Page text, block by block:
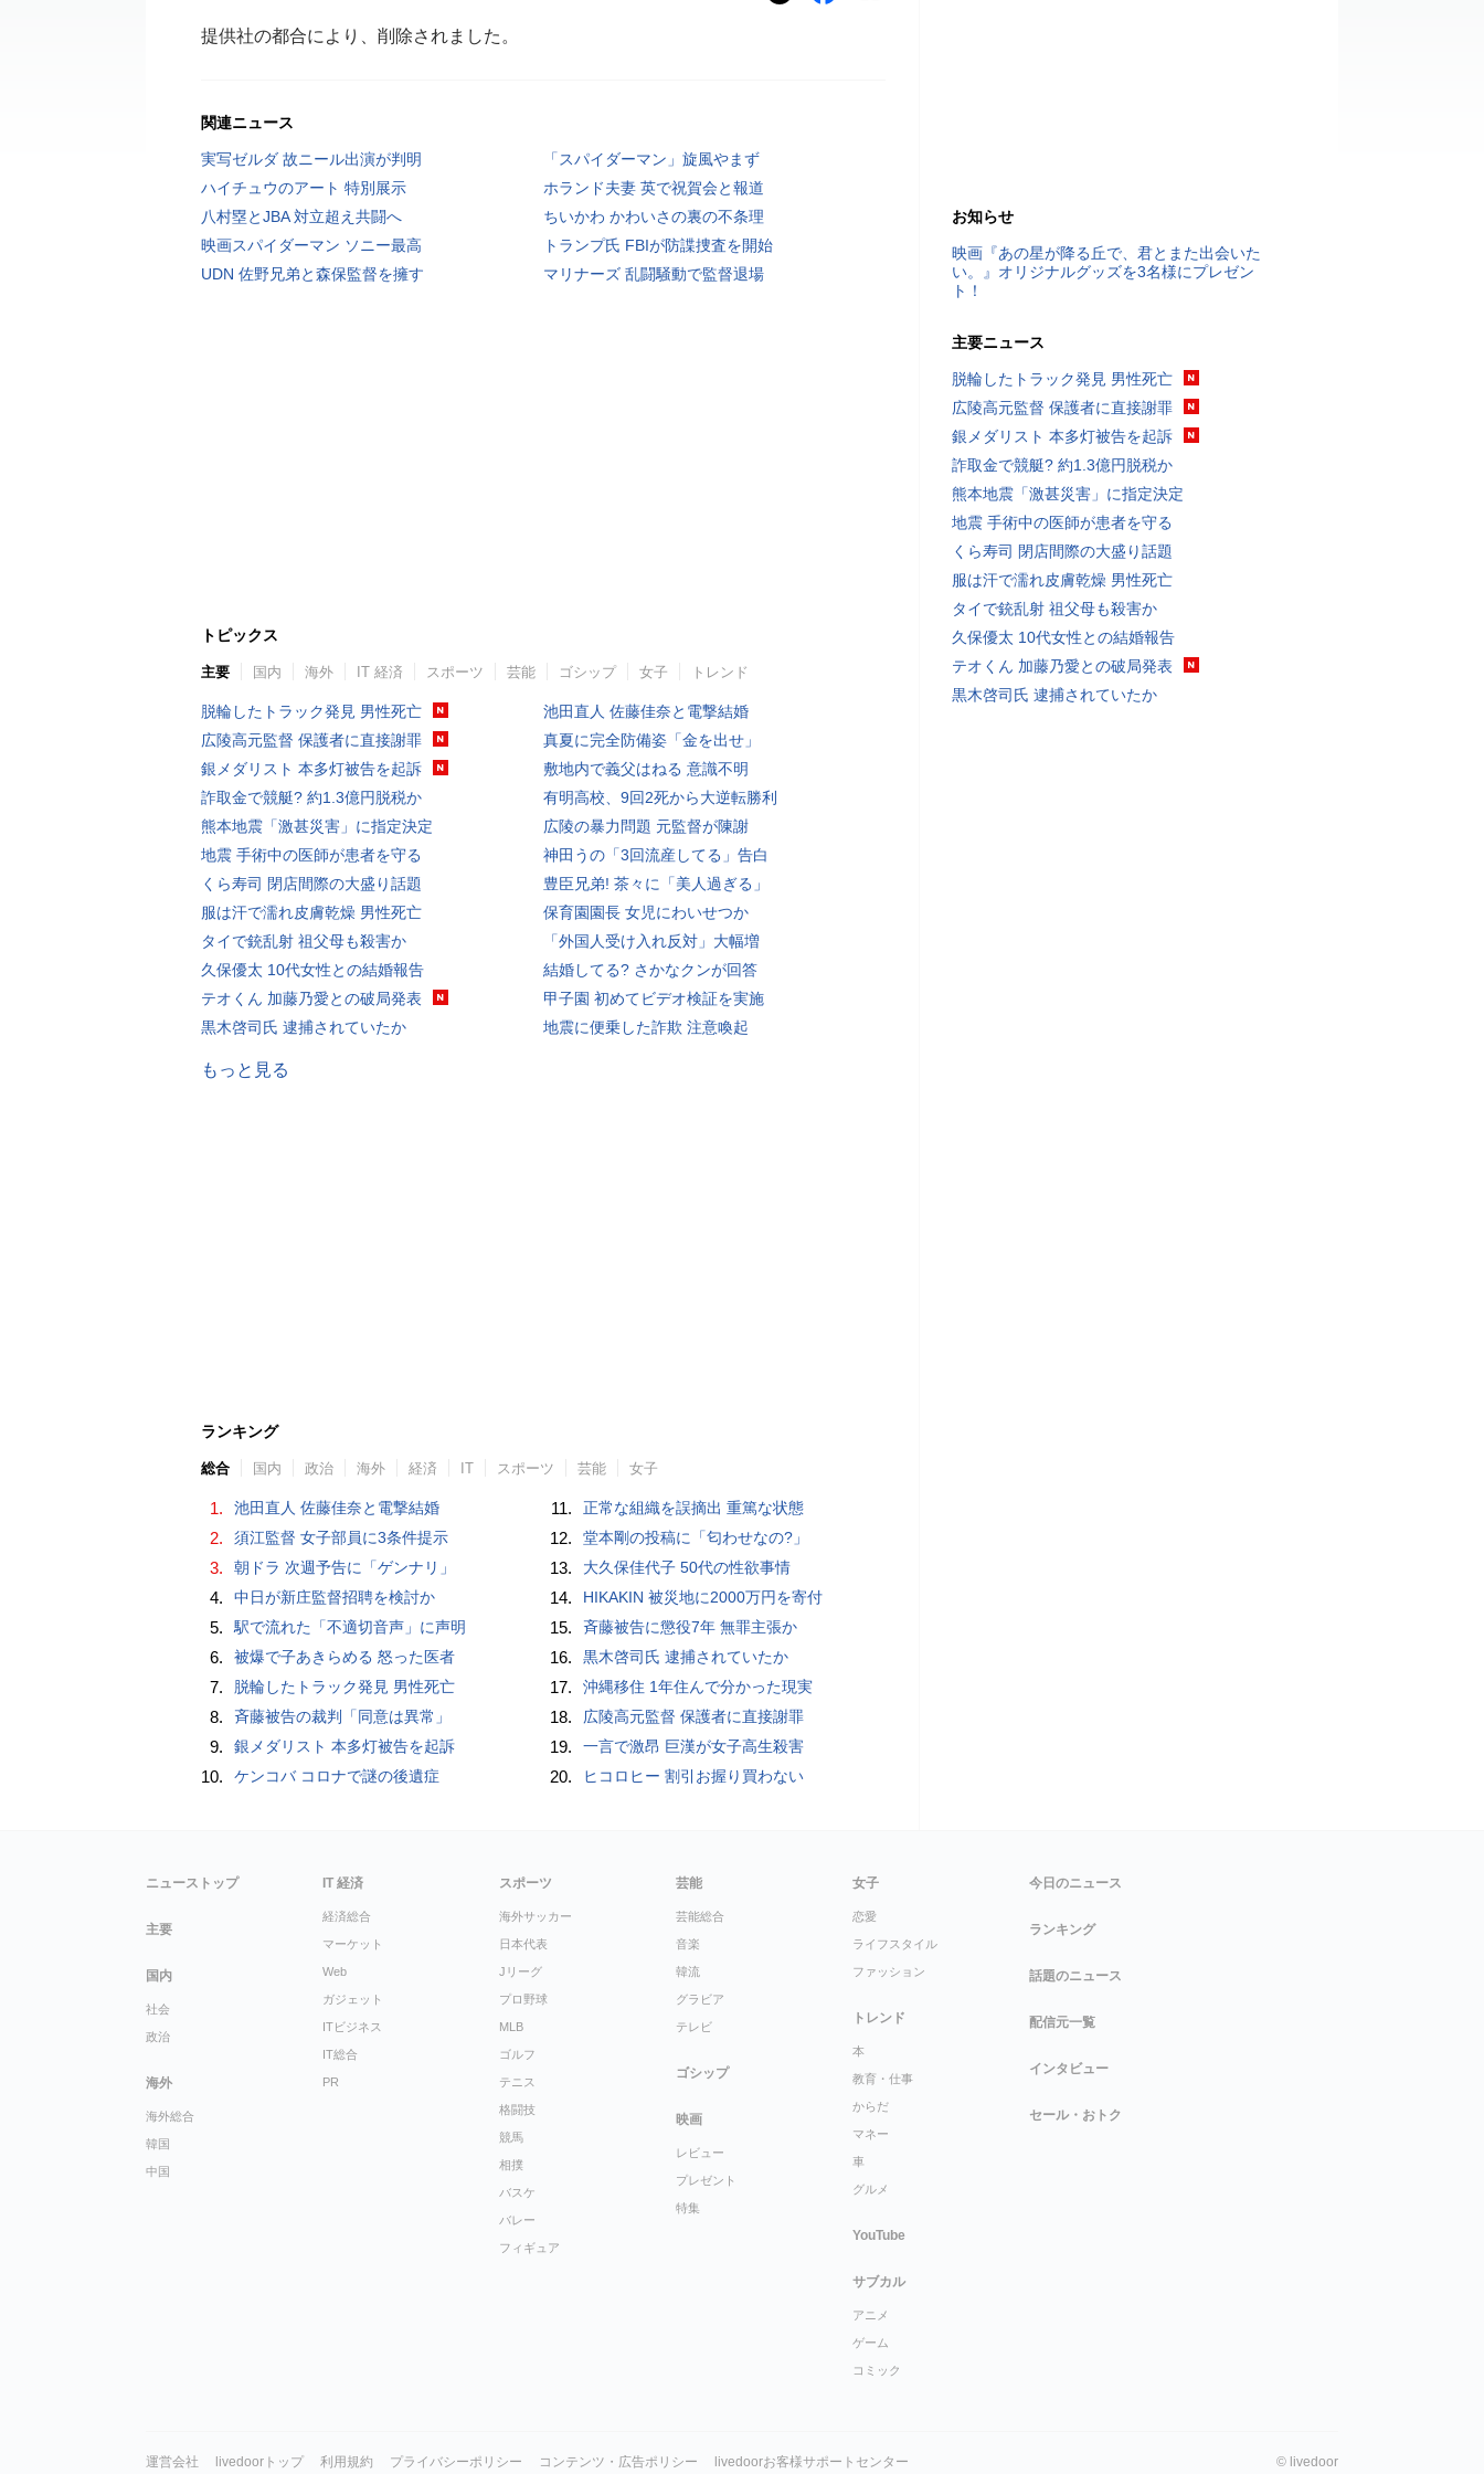
提供社の都合により、削除されました。
関連ニュース
実写ゼルダ 故ニール出演が判明
「スパイダーマン」旋風やまず
ハイチュウのアート 特別展示
ホランド夫妻 英で祝賀会と報道
八村塁とJBA 対立超え共闘へ
ちいかわ かわいさの裏の不条理
映画スパイダーマン ソニー最高
トランプ氏 FBIが防諜捜査を開始
UDN 佐野兄弟と森保監督を擁す
マリナーズ 乱闘騒動で監督退場
トピックス
主要 国内 海外 IT 経済 スポーツ 芸能 ゴシップ 女子 トレンド
脱輪したトラック発見 男性死亡
広陵高元監督 保護者に直接謝罪
銀メダリスト 本多灯被告を起訴
詐取金で競艇? 約1.3億円脱税か
熊本地震「激甚災害」に指定決定
地震 手術中の医師が患者を守る
くら寿司 閉店間際の大盛り話題
服は汗で濡れ皮膚乾燥 男性死亡
タイで銃乱射 祖父母も殺害か
久保優太 10代女性との結婚報告
テオくん 加藤乃愛との破局発表
黒木啓司氏 逮捕されていたか
池田直人 佐藤佳奈と電撃結婚
真夏に完全防備姿「金を出せ」
敷地内で義父はねる 意識不明
有明高校、9回2死から大逆転勝利
広陵の暴力問題 元監督が陳謝
神田うの「3回流産してる」告白
豊臣兄弟! 茶々に「美人過ぎる」
保育園園長 女児にわいせつか
「外国人受け入れ反対」大幅増
結婚してる? さかなクンが回答
甲子園 初めてビデオ検証を実施
地震に便乗した詐欺 注意喚起
もっと見る
ランキング
総合 国内 政治 海外 経済 IT スポーツ 芸能 女子
1. 池田直人 佐藤佳奈と電撃結婚
2. 須江監督 女子部員に3条件提示
3. 朝ドラ 次週予告に「ゲンナリ」
4. 中日が新庄監督招聘を検討か
5. 駅で流れた「不適切音声」に声明
6. 被爆で子あきらめる 怒った医者
7. 脱輪したトラック発見 男性死亡
8. 斉藤被告の裁判「同意は異常」
9. 銀メダリスト 本多灯被告を起訴
10. ケンコバ コロナで謎の後遺症
11. 正常な組織を誤摘出 重篤な状態
12. 堂本剛の投稿に「匂わせなの?」
13. 大久保佳代子 50代の性欲事情
14. HIKAKIN 被災地に2000万円を寄付
15. 斉藤被告に懲役7年 無罪主張か
16. 黒木啓司氏 逮捕されていたか
17. 沖縄移住 1年住んで分かった現実
18. 広陵高元監督 保護者に直接謝罪
19. 一言で激昂 巨漢が女子高生殺害
20. ヒコロヒー 割引お握り買わない
お知らせ
映画『あの星が降る丘で、君とまた出会いた
い。』オリジナルグッズを3名様にプレゼン
ト！
主要ニュース
脱輪したトラック発見 男性死亡
広陵高元監督 保護者に直接謝罪
銀メダリスト 本多灯被告を起訴
詐取金で競艇? 約1.3億円脱税か
熊本地震「激甚災害」に指定決定
地震 手術中の医師が患者を守る
くら寿司 閉店間際の大盛り話題
服は汗で濡れ皮膚乾燥 男性死亡
タイで銃乱射 祖父母も殺害か
久保優太 10代女性との結婚報告
テオくん 加藤乃愛との破局発表
黒木啓司氏 逮捕されていたか
ニューストップ
主要
国内
社会
政治
海外
海外総合
韓国
中国
IT 経済
経済総合
マーケット
Web
ガジェット
ITビジネス
IT総合
PR
スポーツ
海外サッカー
日本代表
Jリーグ
プロ野球
MLB
ゴルフ
テニス
格闘技
競馬
相撲
バスケ
バレー
フィギュア
芸能
芸能総合
音楽
韓流
グラビア
テレビ
ゴシップ
映画
レビュー
プレゼント
特集
女子
恋愛
ライフスタイル
ファッション
トレンド
本
教育・仕事
からだ
マネー
車
グルメ
YouTube
サブカル
アニメ
ゲーム
コミック
今日のニュース
ランキング
話題のニュース
配信元一覧
インタビュー
セール・おトク
運営会社 livedoorトップ 利用規約 プライバシーポリシー コンテンツ・広告ポリシー livedoorお客様サポートセンター © livedoor